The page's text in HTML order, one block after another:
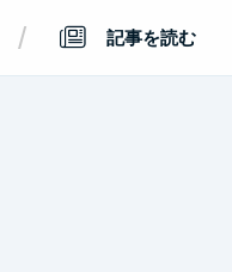
/ 記事を読む